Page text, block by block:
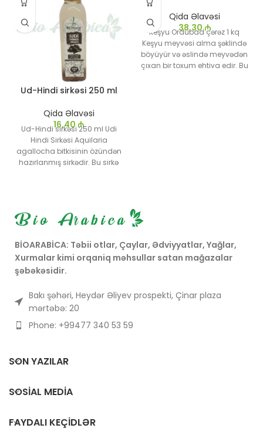
Ud-Hindi sirkəsi 250 ml
Qida Əlavəsi
16,40₼
Ud-Hindi sirkəsi 250 ml Udi
Hindi Sirkəsi Aquilaria
agallocha bitkisinin özündən
hazırlanmış sirkədir. Bu sirkə
Qida Əlavəsi
38,30₼
Keşyu Ordubad çərəz 1 kq
Keşyu meyvəsi alma şəklində
böyüyür və əslində meyvədən
çıxan bir toxum ehtiva edir. Bu
BİOARABİCA: Təbii otlar, Çaylar, Ədviyyatlar, Yağlar,
Xurmalar kimi orqaniq məhsullar satan mağazalar
şəbəkəsidir.
Bakı şəhəri, Heydər Əliyev prospekti, Çinar plaza
mərtəbə: 20
Phone: +99477 340 53 59
SON YAZILAR
SOSIAL MEDIA
FAYDALI KEÇIDLƏR